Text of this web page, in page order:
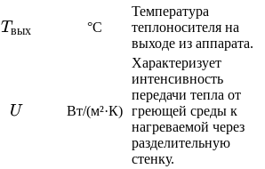
T_{\text{вых}}
Tвых °C
Температура
теплоносителя на
выходе из аппарата.
U
U Вт/(м²·К)
Характеризует
интенсивность
передачи тепла от
греющей среды к
нагреваемой через
разделительную
стенку.